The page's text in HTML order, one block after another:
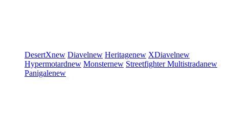
DesertXnew Diavelnew Heritagenew XDiavelnew
Hypermotardnew Monsternew StreetfighterMultistradanew
Panigalenew